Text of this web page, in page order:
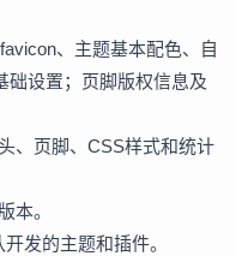
、主题基本配色、自
础设置；页脚版权信息及
、页脚、CSS样式和统计
本。
发的主题和插件。